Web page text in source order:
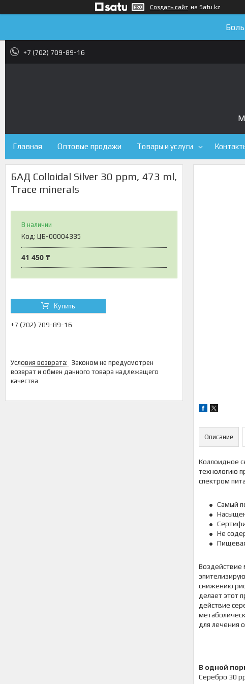
Создать сайт на Satu.kz
+7 (702) 709-89-16
Главная Оптовые продажи Товары и услуги
БАД Colloidal Silver 30 ppm, 473 ml,
Trace minerals
В наличии
Код: ЦБ-00004335
41 450 ₸
Купить
+7 (702) 709-89-16
Законом не предусмотрен
возврат и обмен данного товара надлежащего
качества
Описание
Коллоидное
технологию
спектром
Самый
Не
Воздействие
снижению
делает этот
действие
для лечения
В одной
Серебро 30